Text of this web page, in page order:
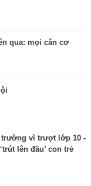
qua: mọi căn cơ
vì trượt lớp 10 -
lên đầu’ con trẻ